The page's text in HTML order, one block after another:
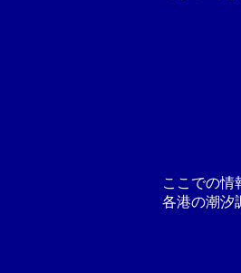
ここでの情
各港の潮汐